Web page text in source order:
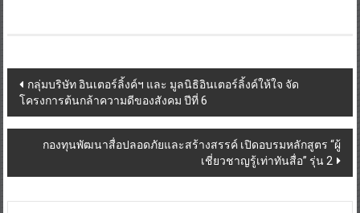
Post
navigation
กลุ่มบริษัท อินเตอร์ลิ้งค์ฯ และ มูลนิธิอินเตอร์ลิ้งค์ให้ใจ จัด
โครงการต้นกล้าความดีของสังคม ปีที่ 6
กองทุนพัฒนาสื่อปลอดภัยและสร้างสรรค์ เปิดอบรมหลักสูตร “ผู้
เชี่ยวชาญรู้เท่าทันสื่อ” รุ่น 2